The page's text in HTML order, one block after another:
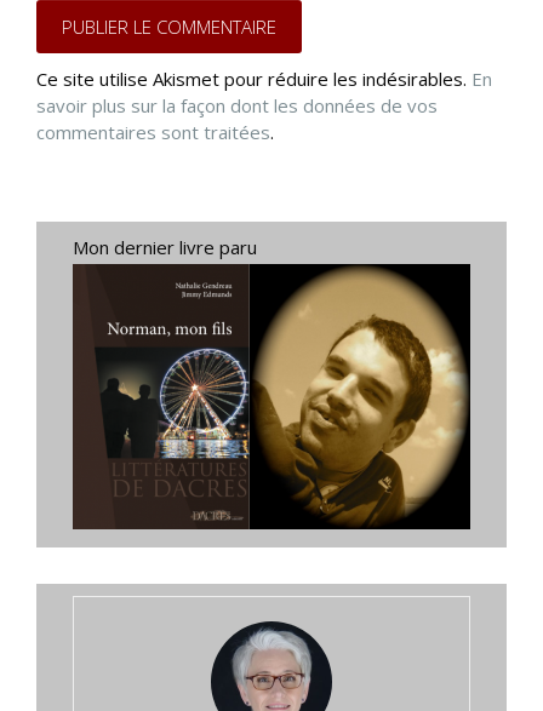
Ce site utilise Akismet pour réduire les indésirables. En
savoir plus sur la façon dont les données de vos
commentaires sont traitées.
Mon dernier livre paru